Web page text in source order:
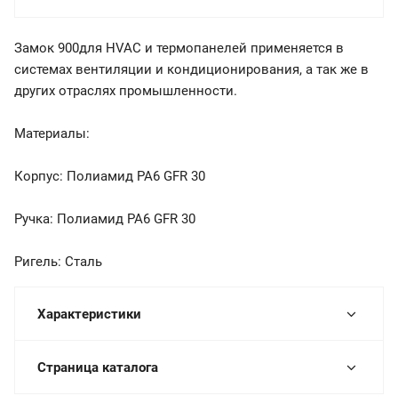
Замок 900для HVAC и термопанелей применяется в
системах вентиляции и кондиционирования, а так же в
других отраслях промышленности.
Материалы:
Корпус: Полиамид PA6 GFR 30
Ручка: Полиамид PA6 GFR 30
Ригель: Сталь
Характеристики
Страница каталога